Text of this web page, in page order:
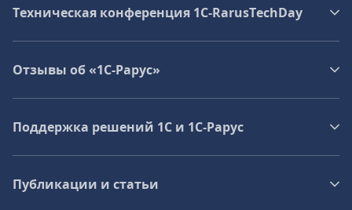
Техническая конференция 1C‑RarusTechDay
Отзывы об «1С-Рарус»
Поддержка решений 1С и 1С‑Рарус
Публикации и статьи